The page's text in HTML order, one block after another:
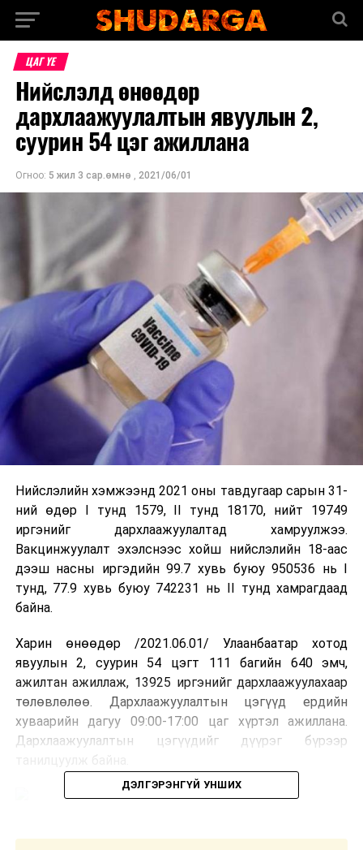
ЦАГ ҮЕ
Нийслэлд өнөөдөр
дархлаажуулалтын явуулын 2,
суурин 54 цэг ажиллана
Огноо: 5 жил 3 сар.өмнө , 2021/06/01
Нийслэлийн хэмжээнд 2021 оны тавдугаар сарын 31-
ний өдөр I тунд 1579, II тунд 18170, нийт 19749
иргэнийг дархлаажуулалтад хамруулжээ.
Вакцинжуулалт эхэлснээс хойш нийслэлийн 18-аас
дээш насны иргэдийн 99.7 хувь буюу 950536 нь I
тунд, 77.9 хувь буюу 742231 нь II тунд хамрагдаад
байна.
Харин өнөөдөр /2021.06.01/ Улаанбаатар хотод
явуулын 2, суурин 54 цэгт 111 багийн 640 эмч,
ажилтан ажиллаж, 13925 иргэнийг дархлаажуулахаар
төлөвлөлөө. Дархлаажуулалтын цэгүүд ердийн
хуваарийн дагуу 09:00-17:00 цаг хүртэл ажиллана.
Дархлаажуулалтын цэгүүдийг дүүрэг бүрээр
ДЭЛГЭРЭНГҮЙ УНШИХ